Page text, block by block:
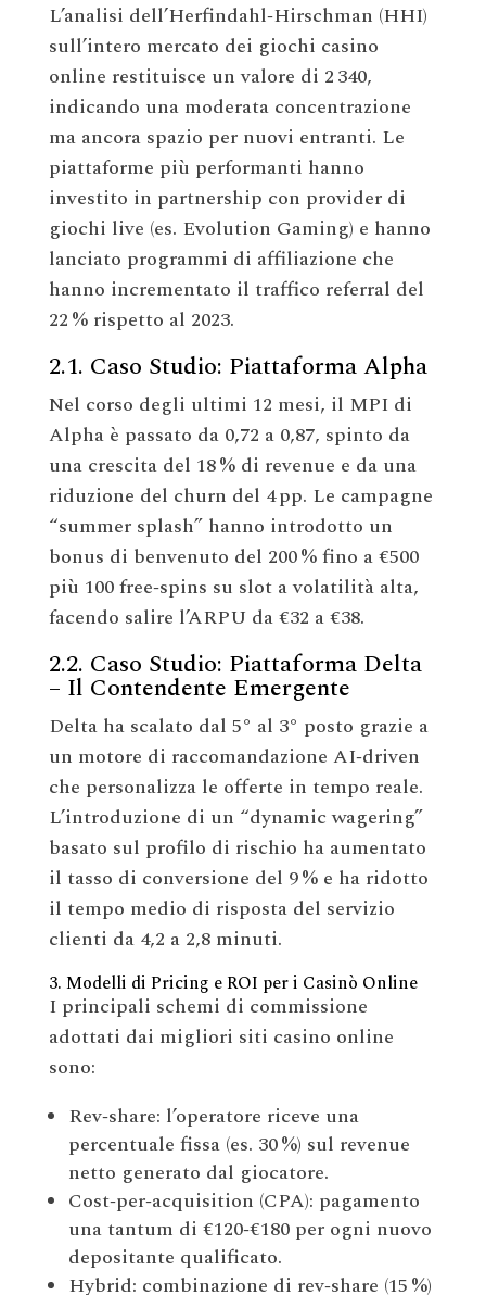
L’analisi dell’Herfindahl‑Hirschman (HHI)
sull’intero mercato dei giochi casino
online restituisce un valore di 2 340,
indicando una moderata concentrazione
ma ancora spazio per nuovi entranti. Le
piattaforme più performanti hanno
investito in partnership con provider di
giochi live (es. Evolution Gaming) e hanno
lanciato programmi di affiliazione che
hanno incrementato il traffico referral del
22 % rispetto al 2023.
2.1. Caso Studio: Piattaforma Alpha
Nel corso degli ultimi 12 mesi, il MPI di
Alpha è passato da 0,72 a 0,87, spinto da
una crescita del 18 % di revenue e da una
riduzione del churn del 4 pp. Le campagne
“summer splash” hanno introdotto un
bonus di benvenuto del 200 % fino a €500
più 100 free‑spins su slot a volatilità alta,
facendo salire l’ARPU da €32 a €38.
2.2. Caso Studio: Piattaforma Delta
– Il Contendente Emergente
Delta ha scalato dal 5° al 3° posto grazie a
un motore di raccomandazione AI‑driven
che personalizza le offerte in tempo reale.
L’introduzione di un “dynamic wagering”
basato sul profilo di rischio ha aumentato
il tasso di conversione del 9 % e ha ridotto
il tempo medio di risposta del servizio
clienti da 4,2 a 2,8 minuti.
3. Modelli di Pricing e ROI per i Casinò Online
I principali schemi di commissione
adottati dai migliori siti casino online
sono:
Rev‑share: l’operatore riceve una
percentuale fissa (es. 30 %) sul revenue
netto generato dal giocatore.
Cost‑per‑acquisition (CPA): pagamento
una tantum di €120‑€180 per ogni nuovo
depositante qualificato.
Hybrid: combinazione di rev‑share (15 %)